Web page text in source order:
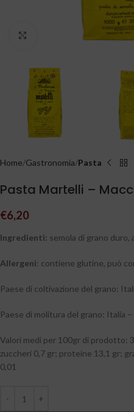
Clicca per ingrandire
Home Gastronomia Pasta
Pasta Martelli –
€6,20
Ingredienti: semola di grano duro,
Allergeni: contiene glutine, può
Paese di coltivazione del grano:
Paese di molitura del grano: Italia –
Valori medi per 100gr di prodotto:
zuccheri 0,7 gr; proteine 13,1 gr;
0,01